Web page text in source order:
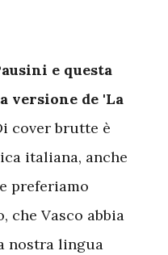
e questa
versione de 'La
cover brutte è
italiana, anche
preferiamo
che Vasco abbia
nostra lingua